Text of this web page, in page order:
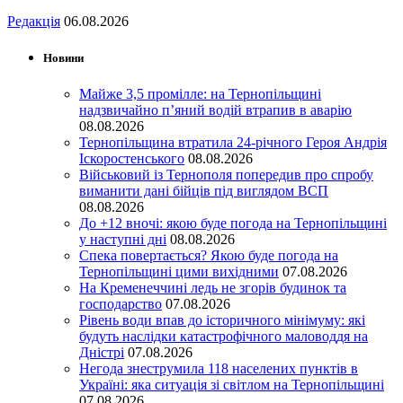
Редакція 06.08.2026
Новини
Майже 3,5 промілле: на Тернопільщині
надзвичайно п’яний водій втрапив в аварію
08.08.2026
Тернопільщина втратила 24-річного Героя Андрія
Іскоростенського 08.08.2026
Військовий із Тернополя попередив про спробу
виманити дані бійців під виглядом ВСП
08.08.2026
До +12 вночі: якою буде погода на Тернопільщині
у наступні дні 08.08.2026
Спека повертається? Якою буде погода на
Тернопільщині цими вихідними 07.08.2026
На Кременеччині ледь не згорів будинок та
господарство 07.08.2026
Рівень води впав до історичного мінімуму: які
будуть наслідки катастрофічного маловоддя на
Дністрі 07.08.2026
Негода знеструмила 118 населених пунктів в
Україні: яка ситуація зі світлом на Тернопільщині